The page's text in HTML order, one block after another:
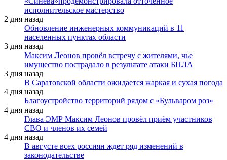
исполнительское мастерство
2 дня назад
Обновление инженерных коммуникаций в 11
населенных пунктах области
3 дня назад
Максим Леонов провёл встречу с жителями, чье
имущество пострадало в результате атаки БПЛА
3 дня назад
В Саратовской области ожидается жаркая и сухая погода
4 дня назад
Благоустройство территорий рядом с «Бульваром роз»
4 дня назад
Глава ЭМР Максим Леонов провёл приём участников
СВО и членов их семей
4 дня назад
В августе всех россиян ждет ряд изменений в
законодательстве